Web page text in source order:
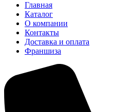
Главная
Каталог
О компании
Контакты
Доставка и оплата
Франшиза